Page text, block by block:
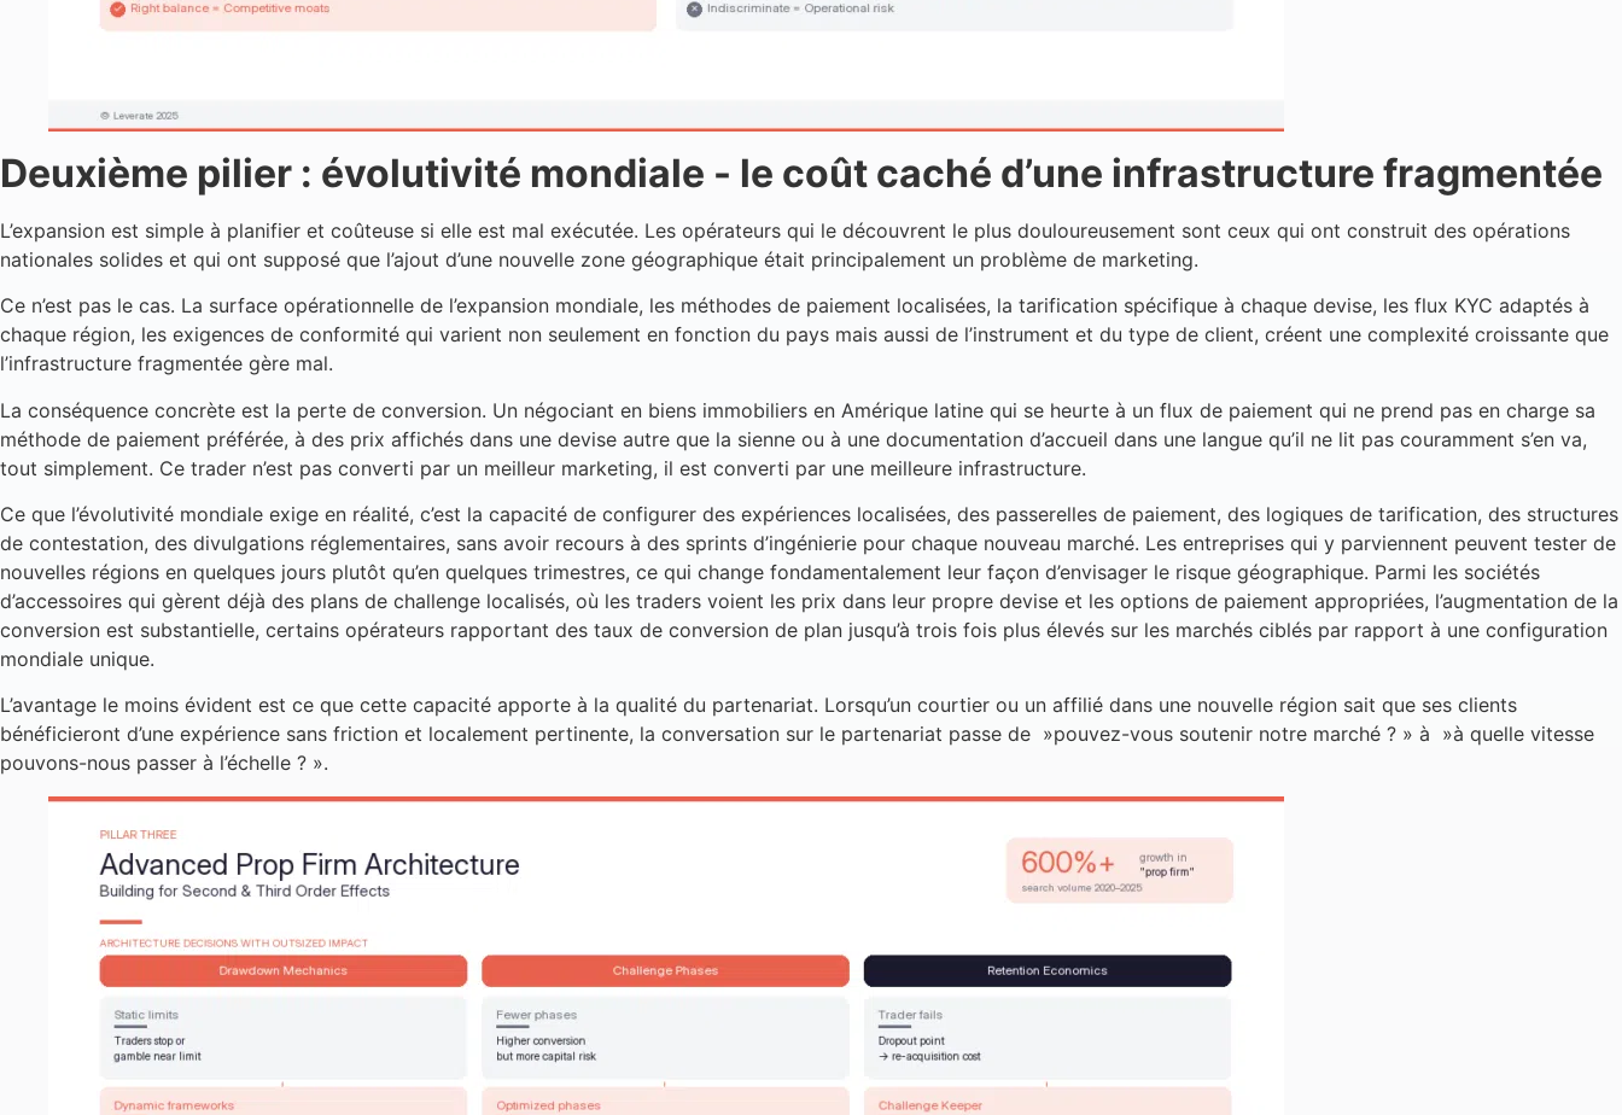
Deuxième pilier : évolutivité mondiale - le coût caché d’une infrastructure fragmentée
L’expansion est simple à planifier et coûteuse si elle est mal exécutée. Les opérateurs qui le découvrent le plus douloureusement sont ceux qui ont construit des opérations
nationales solides et qui ont supposé que l’ajout d’une nouvelle zone géographique était principalement un problème de marketing.
Ce n’est pas le cas. La surface opérationnelle de l’expansion mondiale, les méthodes de paiement localisées, la tarification spécifique à chaque devise, les flux KYC adaptés à
chaque région, les exigences de conformité qui varient non seulement en fonction du pays mais aussi de l’instrument et du type de client, créent une complexité croissante que
l’infrastructure fragmentée gère mal.
La conséquence concrète est la perte de conversion. Un négociant en biens immobiliers en Amérique latine qui se heurte à un flux de paiement qui ne prend pas en charge sa
méthode de paiement préférée, à des prix affichés dans une devise autre que la sienne ou à une documentation d’accueil dans une langue qu’il ne lit pas couramment s’en va,
tout simplement. Ce trader n’est pas converti par un meilleur marketing, il est converti par une meilleure infrastructure.
Ce que l’évolutivité mondiale exige en réalité, c’est la capacité de configurer des expériences localisées, des passerelles de paiement, des logiques de tarification, des structures
de contestation, des divulgations réglementaires, sans avoir recours à des sprints d’ingénierie pour chaque nouveau marché. Les entreprises qui y parviennent peuvent tester de
nouvelles régions en quelques jours plutôt qu’en quelques trimestres, ce qui change fondamentalement leur façon d’envisager le risque géographique. Parmi les sociétés
d’accessoires qui gèrent déjà des plans de challenge localisés, où les traders voient les prix dans leur propre devise et les options de paiement appropriées, l’augmentation de la
conversion est substantielle, certains opérateurs rapportant des taux de conversion de plan jusqu’à trois fois plus élevés sur les marchés ciblés par rapport à une configuration
mondiale unique.
L’avantage le moins évident est ce que cette capacité apporte à la qualité du partenariat. Lorsqu’un courtier ou un affilié dans une nouvelle région sait que ses clients
bénéficieront d’une expérience sans friction et localement pertinente, la conversation sur le partenariat passe de »pouvez-vous soutenir notre marché ? » à »à quelle vitesse
pouvons-nous passer à l’échelle ? ».